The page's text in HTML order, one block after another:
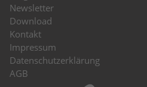
Newsletter
Download
Kontakt
Impressum
Datenschutzerklärung
AGB